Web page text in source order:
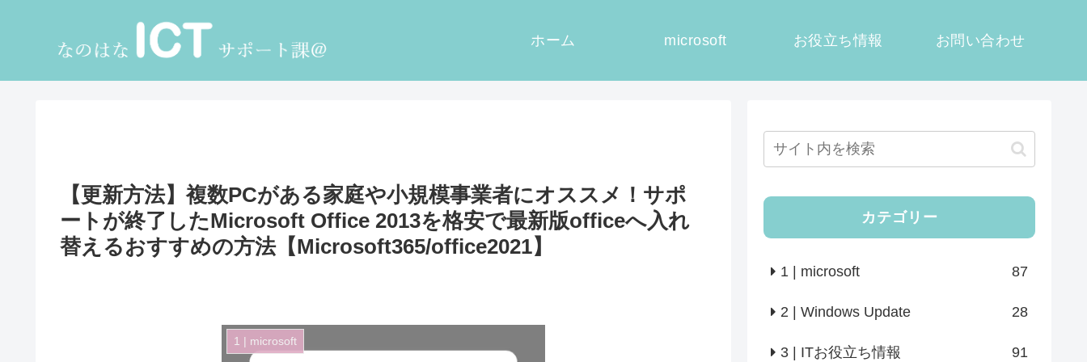
ホーム microsoft お役立ち情報 お問い合わせ
【更新方法】複数PCがある家庭や小規模事業者にオススメ！サポ
ートが終了したMicrosoft Office 2013を格安で最新版officeへ入れ
替えるおすすめの方法【Microsoft365/office2021】
1 | microsoft
カテゴリー
1 | microsoft 87
2 | Windows Update 28
3 | ITお役立ち情報 91